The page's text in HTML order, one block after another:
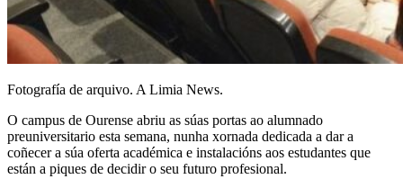
Fotografía de arquivo. A Limia News.
O campus de Ourense abriu as súas portas ao alumnado
preuniversitario esta semana, nunha xornada dedicada a dar a
coñecer a súa oferta académica e instalacións aos estudantes que
están a piques de decidir o seu futuro profesional.